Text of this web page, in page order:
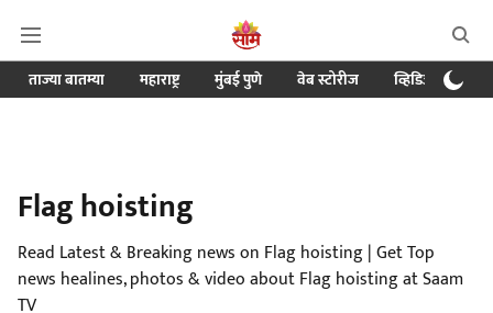
ताज्या बातम्या महाराष्ट्र मुंबई पुणे वेब स्टोरीज व्हिडिओ
Flag hoisting
Read Latest & Breaking news on Flag hoisting | Get Top
news healines, photos & video about Flag hoisting at Saam
TV